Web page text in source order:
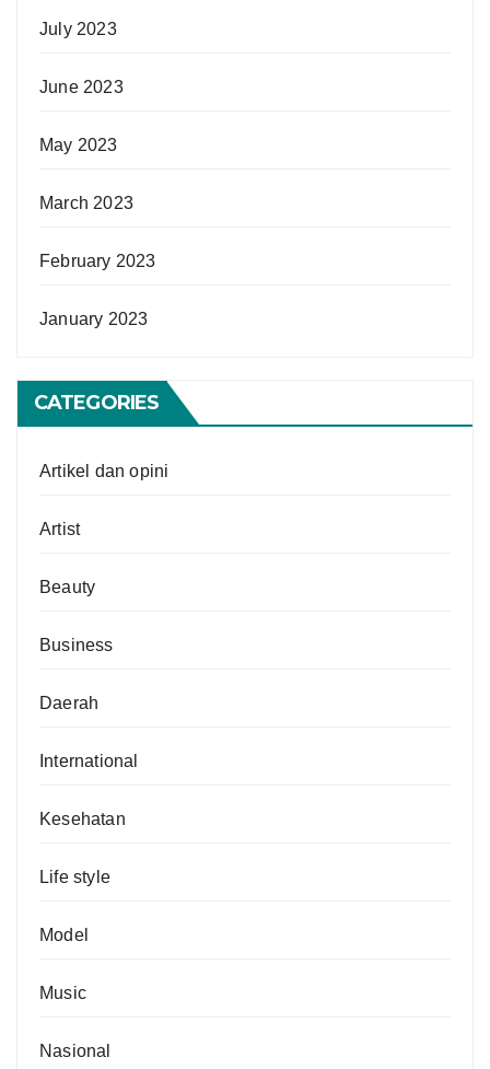
July 2023
June 2023
May 2023
March 2023
February 2023
January 2023
CATEGORIES
Artikel dan opini
Artist
Beauty
Business
Daerah
International
Kesehatan
Life style
Model
Music
Nasional